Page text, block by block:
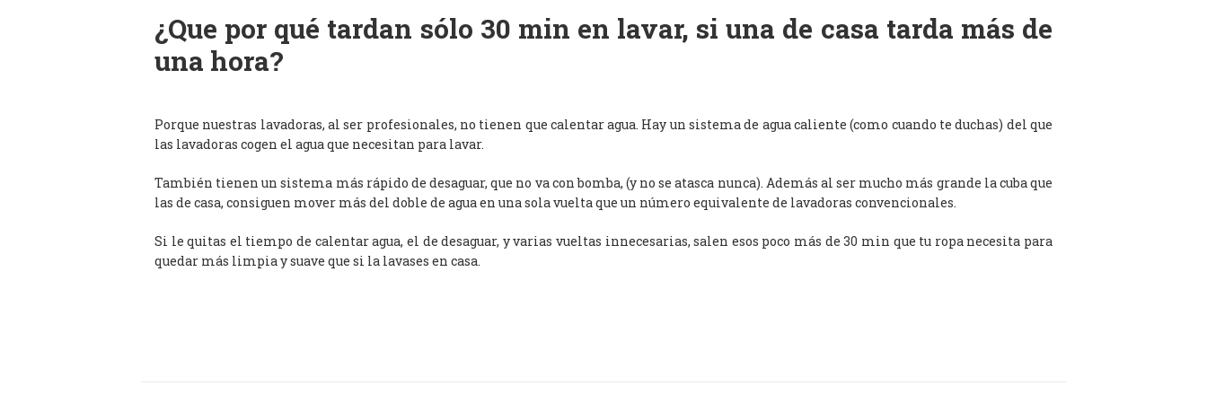
¿Que por qué tardan sólo 30 min en lavar, si una de casa tarda más de
una hora?
Porque nuestras lavadoras, al ser profesionales, no tienen que calentar agua. Hay un sistema de agua caliente (como cuando te duchas) del que
las lavadoras cogen el agua que necesitan para lavar.
También tienen un sistema más rápido de desaguar, que no va con bomba, (y no se atasca nunca). Además al ser mucho más grande la cuba que
las de casa, consiguen mover más del doble de agua en una sola vuelta que un número equivalente de lavadoras convencionales.
Si le quitas el tiempo de calentar agua, el de desaguar, y varias vueltas innecesarias, salen esos poco más de 30 min que tu ropa necesita para
quedar más limpia y suave que si la lavases en casa.